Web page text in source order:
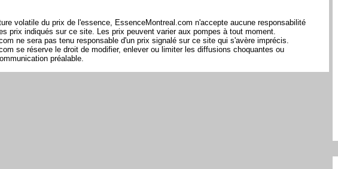
volatile du prix de l'essence, EssenceMontreal.com n'accepte aucune responsabilité
prix indiqués sur ce site. Les prix peuvent varier aux pompes à tout moment.
ne sera pas tenu responsable d'un prix signalé sur ce site qui s'avère imprécis.
se réserve le droit de modifier, enlever ou limiter les diffusions choquantes ou
préalable.